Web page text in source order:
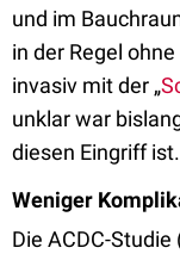
und im
in der Regel
invasiv mit der „
unklar war
diesen Eingriff ist.
Weniger
Die ACDC-